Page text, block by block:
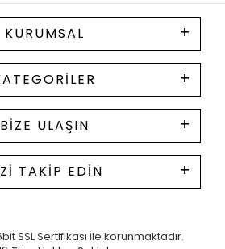
KURUMSAL
BIZE ULAŞIN
TAKIP EDIN
SSL Sertifikası ile korunmaktadır.